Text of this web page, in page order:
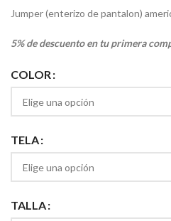
Jumper (enterizo de pantalon)
5% de descuento en tu primera
COLOR
TELA
TALLA